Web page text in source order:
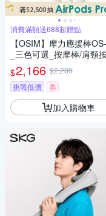
消費滿額送688超贈點
【OSIM】摩力應援棒
_三色可選_按摩棒/肩頸
隨身按摩器/肩頸舒壓/送
療癒小物/世足/世界盃
$2,166 $2,280
挑戰低價
券
加入購物車